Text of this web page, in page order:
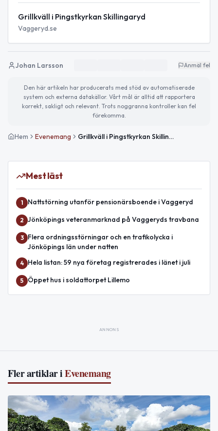
Grillkväll i Pingstkyrkan Skillingaryd
Vaggeryd.se
Johan Larsson Anmäl fel
Den här artikeln har producerats med stöd av automatiserade
system och externa datakällor. Vårt mål är alltid att rapportera
korrekt, sakligt och relevant. Trots noggranna kontroller kan fel
förekomma.
Hem Evenemang Grillkväll i Pingstkyrkan Skillingaryd
Mest läst
1 Nattstörning utanför pensionärsboende i Vaggeryd
2 Jönköpings veteranmarknad på Vaggeryds travbana
3
Flera ordningsstörningar och en trafikolycka i
Jönköpings län under natten
4 Hela listan: 59 nya företag registrerades i länet i juli
5 Öppet hus i soldattorpet Lillemo
ANNONS
Fler artiklar iEvenemang